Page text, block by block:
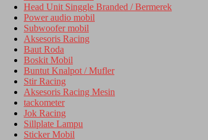
Head Unit Singgle Branded / Bermerek
Power audio mobil
Subwoofer mobil
Aksesoris Racing
Baut Roda
Boskit Mobil
Buntut Knalpot / Mufler
Stir Racing
Aksesoris Racing Mesin
tackometer
Jok Racing
Sillplate Lampu
Sticker Mobil